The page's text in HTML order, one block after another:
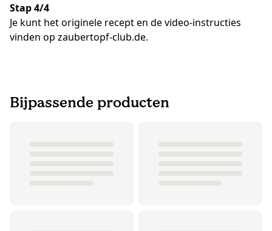
Stap 4/4
Je kunt het originele recept en de video-instructies
vinden op zaubertopf-club.de.
Bijpassende producten